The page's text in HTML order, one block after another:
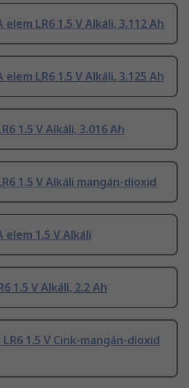
LR6 1.5 V Alkáli, 3.112 Ah
LR6 1.5 V Alkáli, 3.125 Ah
1.5 V Alkáli, 3.016 Ah
1.5 V Alkáli mangán-dioxid
elem 1.5 V Alkáli
1.5 V Alkáli, 2.2 Ah
1.5 V Cink-mangán-dioxid